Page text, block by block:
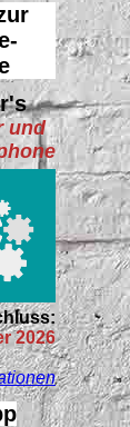
und
2026